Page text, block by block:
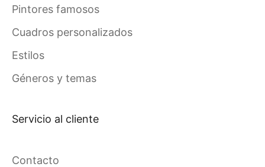
Pintores famosos
Cuadros personalizados
Estilos
Géneros y temas
Servicio al cliente
Contacto